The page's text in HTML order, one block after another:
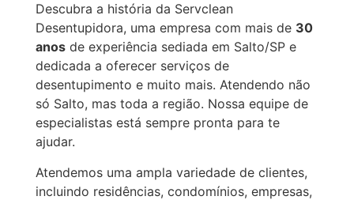
Descubra a história da Servclean
Desentupidora, uma empresa com mais de 30
anosde experiência sediada em Salto/SP e
dedicada a oferecer serviços de
desentupimento e muito mais. Atendendo não
só Salto, mas toda a região. Nossa equipe de
especialistas está sempre pronta para te
ajudar.
Atendemos uma ampla variedade de clientes,
incluindo residências, condomínios, empresas,